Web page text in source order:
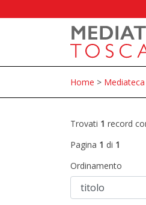
Home > Mediateca
Trovati 1 record
Pagina 1 di 1
Ordinamento